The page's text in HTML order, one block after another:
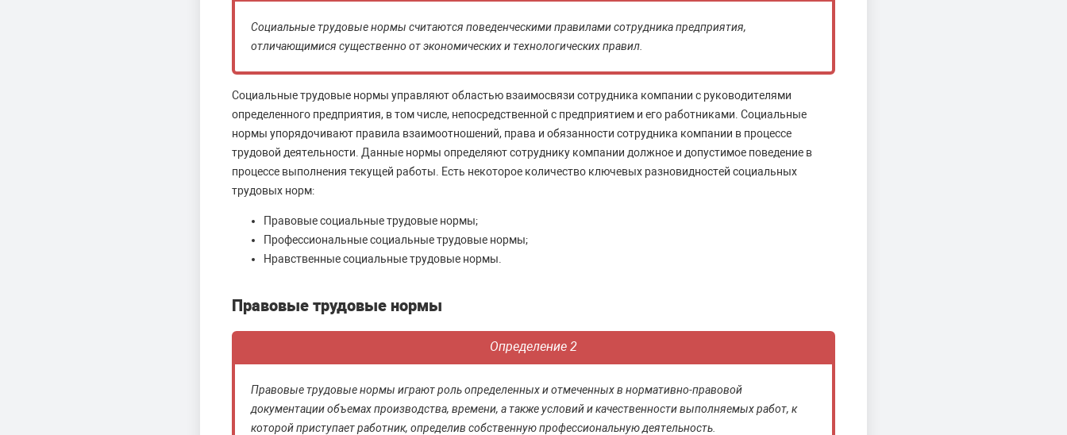
Социальные трудовые нормы считаются поведенческими правилами сотрудника предприятия,
отличающимися существенно от экономических и технологических правил.
Социальные трудовые нормы управляют областью взаимосвязи сотрудника компании с руководителями
определенного предприятия, в том числе, непосредственной с предприятием и его работниками. Социальные
нормы упорядочивают правила взаимоотношений, права и обязанности сотрудника компании в процессе
трудовой деятельности. Данные нормы определяют сотруднику компании должное и допустимое поведение в
процессе выполнения текущей работы. Есть некоторое количество ключевых разновидностей социальных
трудовых норм:
Правовые социальные трудовые нормы;
Профессиональные социальные трудовые нормы;
Нравственные социальные трудовые нормы.
Правовые трудовые нормы
Определение 2
Правовые трудовые нормы играют роль определенных и отмеченных в нормативно-правовой
документации объемах производства, времени, а также условий и качественности выполняемых работ, к
которой приступает работник, определив собственную профессиональную деятельность.